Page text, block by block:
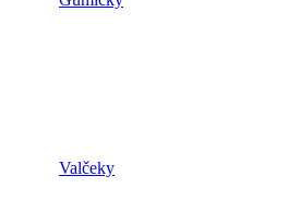
Valčeky